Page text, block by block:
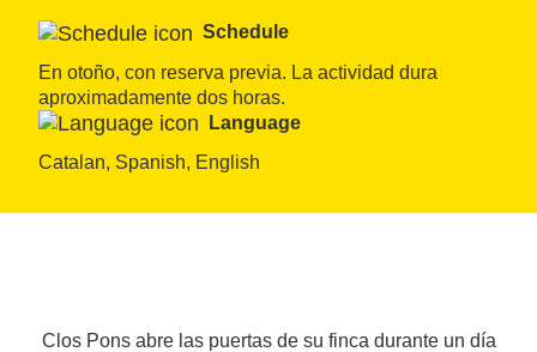
Schedule
En otoño, con reserva previa. La actividad dura
aproximadamente dos horas.
Language
Catalan, Spanish, English
Clos Pons abre las puertas de su finca durante un día